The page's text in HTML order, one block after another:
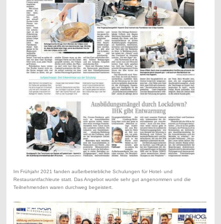
Im Frühjahr 2021 fanden außerbetriebliche Schulungen für Hotel- und
Restaurantfachleute statt. Das Angebot wurde sehr gut angenommen und die
Teilnehmenden waren durchweg begeistert.